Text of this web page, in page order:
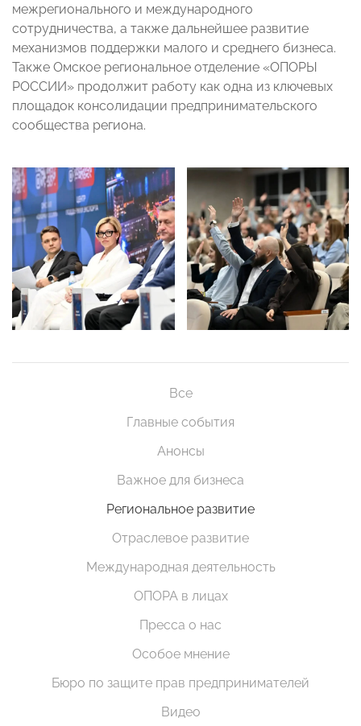
межрегионального и международного
сотрудничества, а также дальнейшее развитие
механизмов поддержки малого и среднего бизнеса.
Также Омское региональное отделение «ОПОРЫ
РОССИИ» продолжит работу как одна из ключевых
площадок консолидации предпринимательского
сообщества региона.
Все
Главные события
Анонсы
Важное для бизнеса
Региональное развитие
Отраслевое развитие
Международная деятельность
ОПОРА в лицах
Пресса о нас
Особое мнение
Бюро по защите прав предпринимателей
Видео